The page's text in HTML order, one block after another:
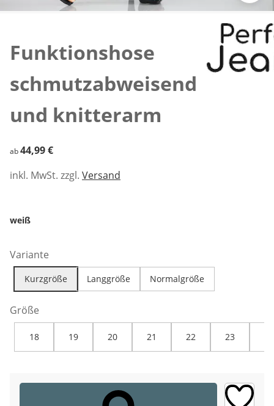
Funktionshose
schmutzabweisend
und knitterarm
44,99 €
ab44,99 €
inkl. MwSt. zzgl. Versand
weiß
Variante
Kurzgröße Langgröße Normalgröße
Größe
18 19 20 21 22 23